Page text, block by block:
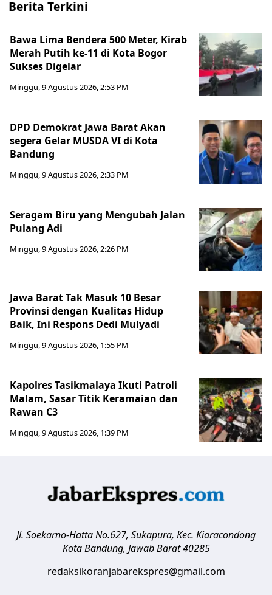
Berita Terkini
Bawa Lima Bendera 500 Meter, Kirab
Merah Putih ke-11 di Kota Bogor
Sukses Digelar
Minggu, 9 Agustus 2026, 2:53 PM
DPD Demokrat Jawa Barat Akan
segera Gelar MUSDA VI di Kota
Bandung
Minggu, 9 Agustus 2026, 2:33 PM
Seragam Biru yang Mengubah Jalan
Pulang Adi
Minggu, 9 Agustus 2026, 2:26 PM
Jawa Barat Tak Masuk 10 Besar
Provinsi dengan Kualitas Hidup
Baik, Ini Respons Dedi Mulyadi
Minggu, 9 Agustus 2026, 1:55 PM
Kapolres Tasikmalaya Ikuti Patroli
Malam, Sasar Titik Keramaian dan
Rawan C3
Minggu, 9 Agustus 2026, 1:39 PM
Jl. Soekarno-Hatta No.627, Sukapura, Kec. Kiaracondong
Kota Bandung, Jawab Barat 40285
redaksikoranjabarekspres@gmail.com